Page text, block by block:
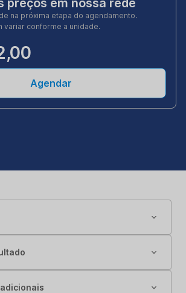
preços em nossa rede
na próxima etapa do agendamento.
variar conforme a unidade.
Agendar